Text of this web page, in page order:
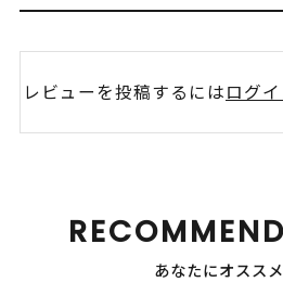
レビューを投稿するにはログ
あなたにオスス